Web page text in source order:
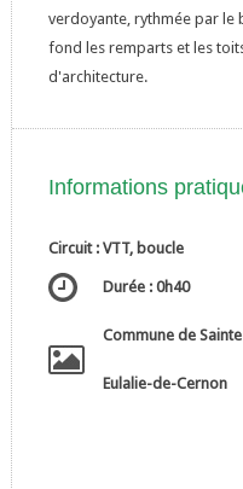
verdoyante, rythmée par le
fond les remparts et les
d'architecture.
Informations
Circuit : VTT, boucle
Durée : 0h40
Commune de
Eulalie-de-Cernon